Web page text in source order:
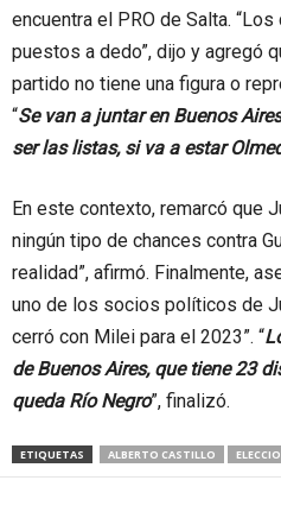
encuentra el PRO de Salta.
puestos a dedo”, dijo y agregó
partido no tiene una figura o
“Se van a juntar en Buenos
ser las listas, si va a estar
En este contexto, remarcó que
ningún tipo de chances contra
realidad”, afirmó. Finalmente,
uno de los socios políticos de
cerró con Milei para el 2023”. “
de Buenos Aires, que tiene 23
queda Río Negro”, finalizó.
ETIQUETAS ALBERTO CASTILLO